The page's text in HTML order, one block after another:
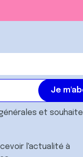
et souhaite
l'actualité à